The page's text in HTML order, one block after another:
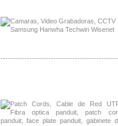
-------------------------------------------------